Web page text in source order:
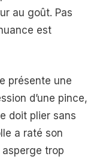
au goût. Pas
est
présente une
d’une pince,
doit plier sans
a raté son
trop